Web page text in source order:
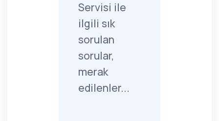
Servisi ile
ilgili sık
sorulan
sorular,
merak
edilenler...